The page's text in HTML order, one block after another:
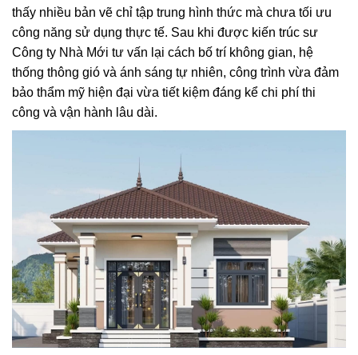
thấy nhiều bản vẽ chỉ tập trung hình thức mà chưa tối ưu
công năng sử dụng thực tế. Sau khi được kiến trúc sư
Công ty Nhà Mới tư vấn lại cách bố trí không gian, hệ
thống thông gió và ánh sáng tự nhiên, công trình vừa đảm
bảo thẩm mỹ hiện đại vừa tiết kiệm đáng kể chi phí thi
công và vận hành lâu dài.